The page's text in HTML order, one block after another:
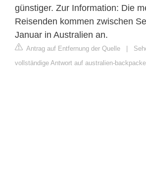
günstiger. Zur Information: Die
Reisenden kommen zwischen
Januar in Australien an.
Antrag auf Entfernung der Quelle |
vollständige Antwort auf australien-